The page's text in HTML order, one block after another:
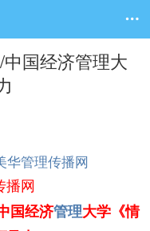

国经济管理大
华管理传播网
播网
国经济管理大学《情